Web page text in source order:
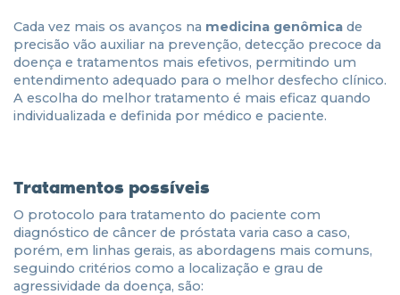
Cada vez mais os avanços na medicina genômica de
precisão vão auxiliar na prevenção, detecção precoce da
doença e tratamentos mais efetivos, permitindo um
entendimento adequado para o melhor desfecho clínico.
A escolha do melhor tratamento é mais eficaz quando
individualizada e definida por médico e paciente.
Tratamentos possíveis
O protocolo para tratamento do paciente com
diagnóstico de câncer de próstata varia caso a caso,
porém, em linhas gerais, as abordagens mais comuns,
seguindo critérios como a localização e grau de
agressividade da doença, são: